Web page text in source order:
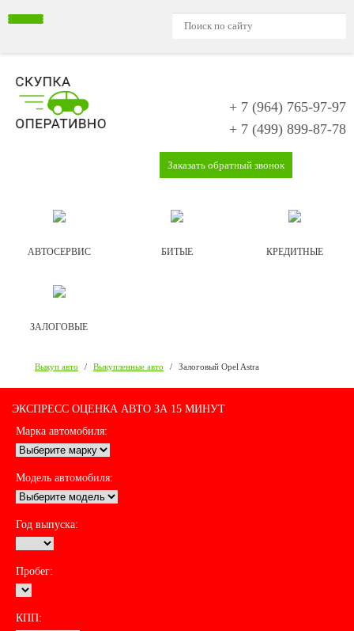
+ 7 (964) 765-97-97
+ 7 (499) 899-87-78
Заказать обратный звонок
АВТОСЕРВИС БИТЫЕ КРЕДИТНЫЕ
ЗАЛОГОВЫЕ
Выкуп авто / Выкупленные авто / Залоговый Opel Astra
ЭКСПРЕСС ОЦЕНКА АВТО ЗА 15 МИНУТ
Марка автомобиля:
Модель автомобиля:
Год выпуска:
Пробег:
КПП: